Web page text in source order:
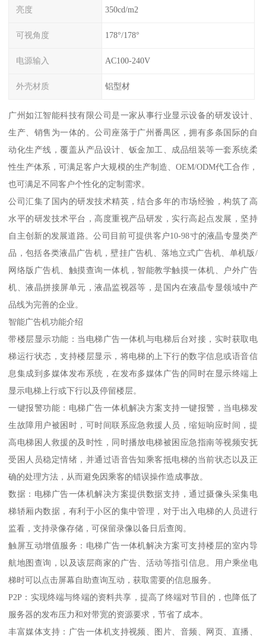
亮度 350cd/m2
可视角度 178°/178°
电源输入 AC100-240V
外壳材质 铝型材
广州如江智能科技有限公司是一家从事行业显示设备的研发设计、
生产、销售为一体的。公司座落于广州番禺区，拥有多条国际的自
动化生产线，覆盖从产品设计、钣金加工、成品组装等一套系统柔
性生产体系，可满足客户大规模的生产制造、OEM/ODM代工合作，
也可满足不同客户个性化的定制需求。
公司汇集了国内的研发技术精英，结合多年的市场经验，构筑了高
水平的研发技术平台，高度重视产品研发，实行高起点发展，坚持
自主创新的发展道路。公司目前可提供客户10-98寸的液晶专显类产
品，包括各类液晶广告机，壁挂广告机、落地立式广告机、单机版/
网络版广告机、触摸查询一体机，智能教学触摸一体机、户外广告
机、液晶拼接屏单元，液晶监视器等，是国内在液晶专显领域中产
品线为完善的企业。
智能广告机功能介绍
带楼层显示功能：当电梯广告一体机与电梯后台对接，实时获取电
梯运行状态，支持楼层显示，将电梯的上下行的数字信息或语音信
息集成到多媒体发布系统，在发布多媒体广告的同时在显示终端上
显示电梯上行或下行以及停留楼层。
一键报警功能：电梯广告一体机解决方案支持一键报警，当电梯发
生故障用户被困时，可时间联系应急救援人员，缩短响应时间，提
高电梯困人救援的及时性，同时播放电梯被困应急指南等视频安抚
受困人员稳定情绪，并通过语音告知乘客抵电梯的当前状态以及正
确的处理方法，从而避免因乘客的错误操作造成事故。
数据：电梯广告一体机解决方案提供数据支持，通过摄像头采集电
梯轿厢内数据，有利于小区的集中管理，对于出入电梯的人员进行
监看，支持录像存储，可保留录像以备日后查阅。
触屏互动增值服务：电梯广告一体机解决方案可支持楼层的室内导
航地图查询，以及该层商家的广告、活动等指引信息。用户乘坐电
梯时可以点击屏幕自助查询互动，获取需要的信息服务。
P2P：实现终端与终端的资料共享，提高了终端对节目的，也降低了
服务器的发布压力和对带宽的资源要求，节省了成本。
丰富媒体支持：广告一体机支持视频、图片、音频、网页、直播、